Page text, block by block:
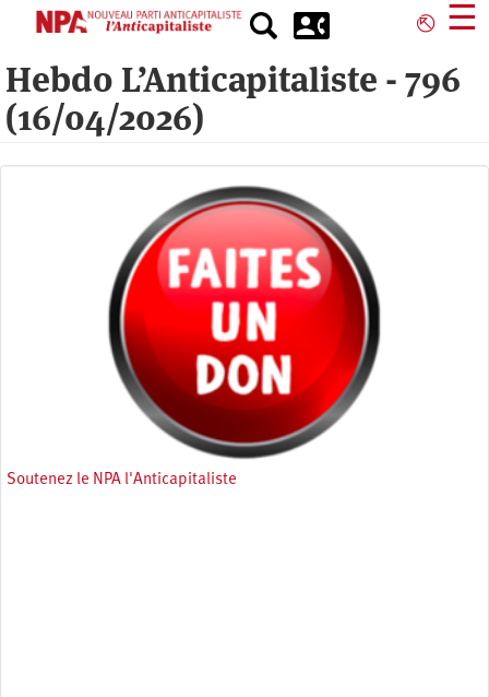
principal
⎋ ☰
Hebdo L’Anticapitaliste - 796
(16/04/2026)
Soutenez le NPA l'Anticapitaliste